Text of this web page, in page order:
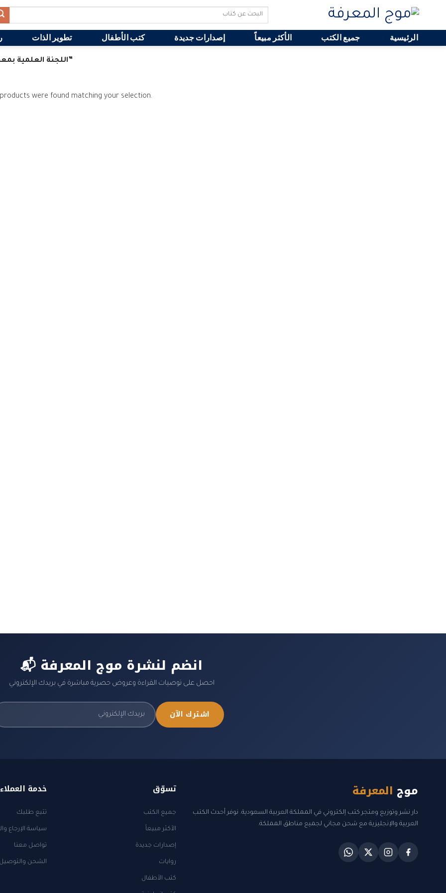
Search
الرئيسية جميع الكتب الأكثر مبيعاً إصدارات جديدة كتب الأطفال تطوير الذات
PRODUCTS TAGGED “اللجنة العلمية بمعهد النجاح لتعليم الوحيين”
were found matching your selection.
📬 انضم لنشرة موج المعرفة
احصل على توصيات القراءة وعروض حصرية مباشرة في بريدك الإلكتروني
اشترك الآن
موج المعرفة
دار نشر وتوزيع ومتجر كتب إلكتروني في المملكة العربية السعودية. نوفر أحدث الكتب
العربية والإنجليزية مع شحن مجاني لجميع مناطق المملكة.
تسوّق
جميع الكتب
الأكثر مبيعاً
إصدارات جديدة
روايات
كتب الأطفال
خدمة العملاء
تتبع طلبك
سياسة الإرجاع
تواصل معنا
الشحن والتوصيل